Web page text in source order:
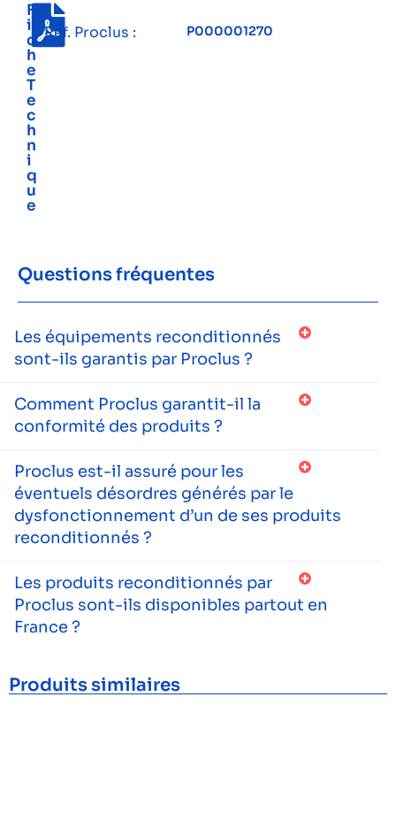
F
i
c
h
e
T
e
c
h
n
i
q
u
e
Réf. Proclus : P000001270
Questions fréquentes
Les équipements reconditionnés
sont-ils garantis par Proclus ?
Comment Proclus garantit-il la
conformité des produits ?
Proclus est-il assuré pour les
éventuels désordres générés par le
dysfonctionnement d’un de ses produits
reconditionnés ?
Les produits reconditionnés par
Proclus sont-ils disponibles partout en
France ?
Produits similaires